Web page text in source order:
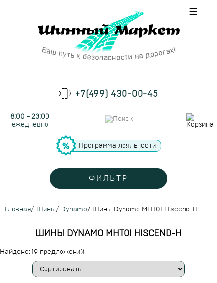
☰
+7(499) 430-00-45
8:00 - 23:00
ежедневно
Программа лояльности
ФИЛЬТР
Главная/ Шины/ Dynamo/ Шины Dynamo MHT01 Hiscend-H
ШИНЫ DYNAMO MHT01 HISCEND-H
Найдено: 19 предложений